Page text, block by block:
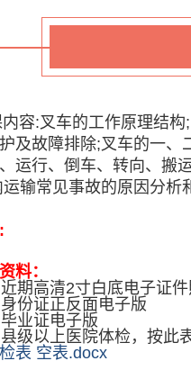
:叉车的工作原理结构;
及故障排除;叉车的一、
运行、倒车、转向、搬
输常见事故的原因分析
料：
清2寸白底电子证件
证正反面电子版
证电子版
级以上医院体检，按此
表 空表.docx